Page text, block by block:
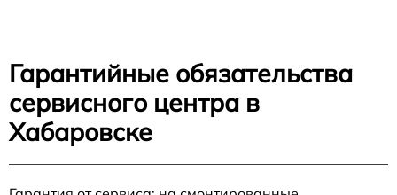
Гарантийные обязательства
сервисного центра в
Хабаровске